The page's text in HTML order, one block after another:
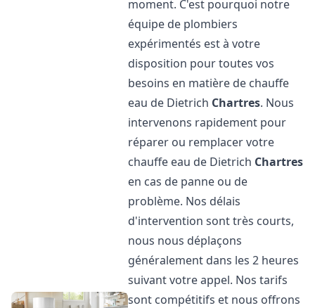
moment. C'est pourquoi notre
équipe de plombiers
expérimentés est à votre
disposition pour toutes vos
besoins en matière de chauffe
eau de Dietrich Chartres. Nous
intervenons rapidement pour
réparer ou remplacer votre
chauffe eau de Dietrich Chartres
en cas de panne ou de
problème. Nos délais
d'intervention sont très courts,
nous nous déplaçons
généralement dans les 2 heures
suivant votre appel. Nos tarifs
sont compétitifs et nous offrons